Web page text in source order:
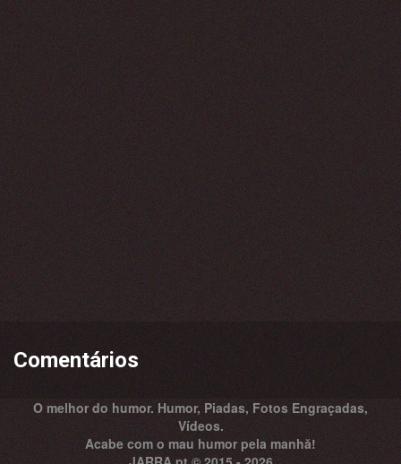
Comentários
O melhor do humor. Humor, Piadas, Fotos Engraçadas,
Vídeos.
Acabe com o mau humor pela manhă!